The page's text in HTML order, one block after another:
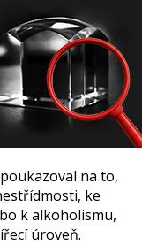
na to,
ke
k alkoholismu,
úroveň.